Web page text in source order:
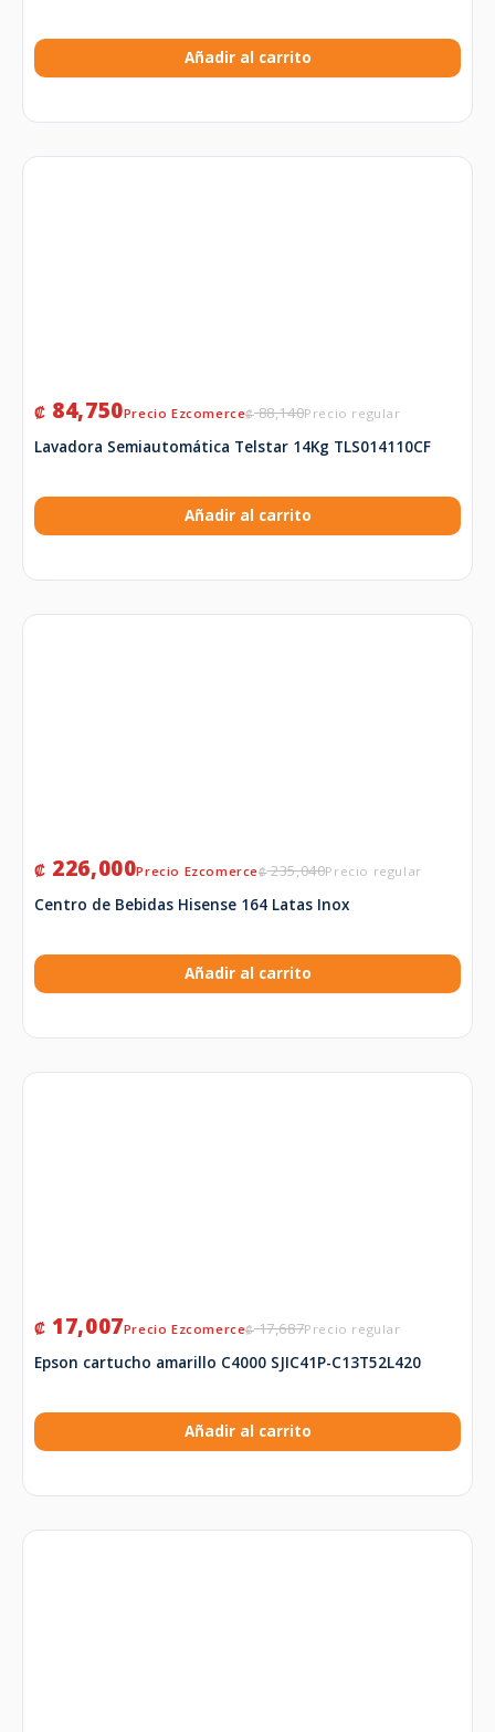
Añadir al carrito
₡88,140
₡ 84,750
Lavadora Semiautomática Telstar 14Kg TLS014110CF
Añadir al carrito
₡235,040
₡ 226,000
Centro de Bebidas Hisense 164 Latas Inox
Añadir al carrito
₡17,687
₡ 17,007
Epson cartucho amarillo C4000 SJIC41P-C13T52L420
Añadir al carrito